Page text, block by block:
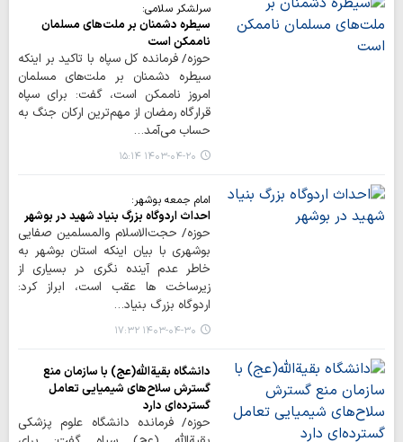
سرلشکر سلامی:
سیطره دشمنان بر ملت‌های مسلمان
ناممکن است
حوزه/ فرمانده کل سپاه با تاکید بر اینکه
سیطره دشمنان بر ملت‌های مسلمان
امروز ناممکن است، گفت: برای سپاه
قرارگاه رمضان از مهم‌ترین ارکان جنگ به
حساب می‌آمد…
۱۴۰۳-۰۴-۲۰ ۱۵:۱۴
امام جمعه بوشهر:
احداث اردوگاه بزرگ بنیاد شهید در بوشهر
حوزه/ حجت‌الاسلام والمسلمین صفایی
بوشهری با بیان اینکه استان بوشهر به
خاطر عدم آینده نگری در بسیاری از
زیرساخت ها عقب است، ابراز کرد:
اردوگاه بزرگ بنیاد…
۱۴۰۳-۰۴-۳۰ ۱۷:۳۲
دانشگاه بقیةالله(عج) با سازمان منع
گسترش سلاح‌های شیمیایی تعامل
گسترده‌ای دارد
حوزه/ فرمانده دانشگاه علوم پزشکی